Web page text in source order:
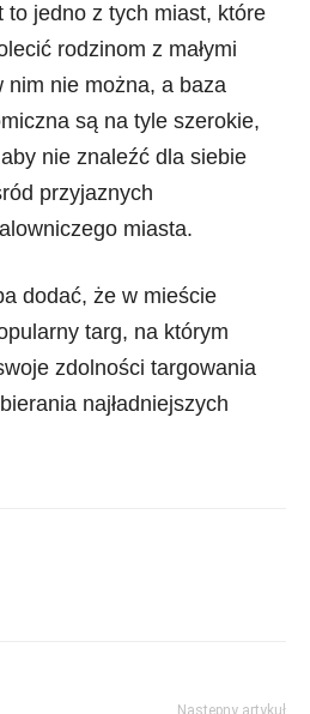
to jedno z tych miast, które
rodzinom z małymi
nim nie można, a baza
są na tyle szerokie,
nie znaleźć dla siebie
przyjaznych
miasta.
dodać, że w mieście
targ, na którym
zdolności targowania
najładniejszych
Następny artykuł